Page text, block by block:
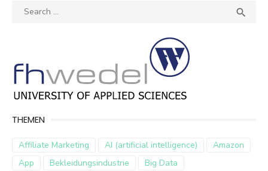
Search

THEMEN
Affiliate Marketing AI (artificial intelligence)
Amazon
App
Bekleidungsindustrie
Big Data